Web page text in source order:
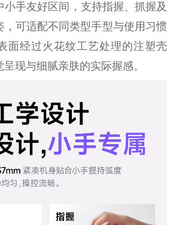
小手友好区间，支持指握、抓握及
，可适配不同类型手型与使用习惯
面经过火花纹工艺处理的注塑壳
现与细腻亲肤的实际握感。